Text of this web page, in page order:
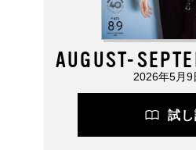
AUGUST-
2026年5月9
試